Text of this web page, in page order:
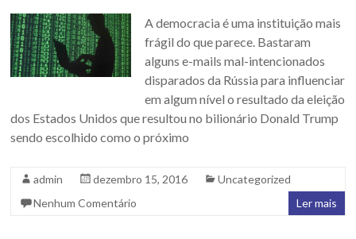
A democracia é uma instituição mais
frágil do que parece. Bastaram
alguns e-mails mal-intencionados
disparados da Rússia para influenciar
em algum nível o resultado da eleição
dos Estados Unidos que resultou no bilionário Donald Trump
sendo escolhido como o próximo
admin dezembro 15, 2016
Uncategorized
Nenhum Comentário
Ler mais